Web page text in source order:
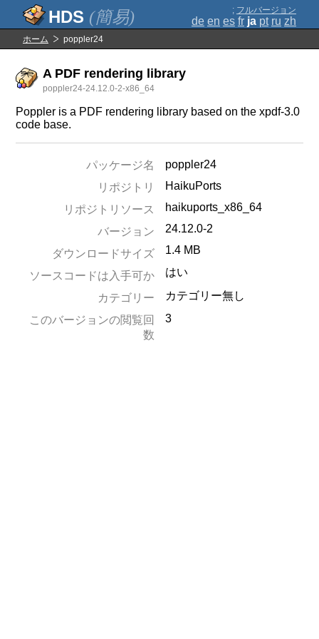
(簡易) ; フルバージョン
de en es fr ja pt ru zh
ホーム poppler24
A PDF rendering library
poppler24-24.12.0-2-x86_64
Poppler is a PDF rendering library based on the xpdf-3.0
code base.
パッケージ名
poppler24
リポジトリ
HaikuPorts
リポジトリソース
haikuports_x86_64
バージョン
24.12.0-2
ダウンロードサイズ 1.4 MB
ソースコードは入手可か はい
カテゴリー
カテゴリー無し
このバージョンの閲覧回
数
3